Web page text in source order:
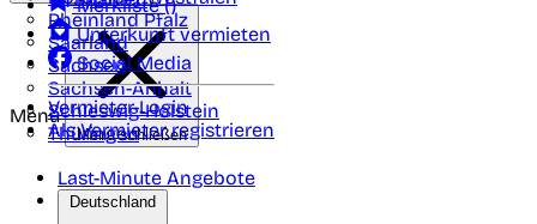
Rheinland Pfalz
Saarland
Sachsen
Sachsen-Anhalt
Schleswig-Holstein
Thüringen
Merkliste ()
Unterkunft vermieten
Social Media
Vermieter-Login
Als Vermieter registrieren
Menü
Menü schließen
Last-Minute Angebote
Deutschland